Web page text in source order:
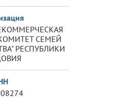
СЕМЕЙ
РЕСПУБЛИКИ